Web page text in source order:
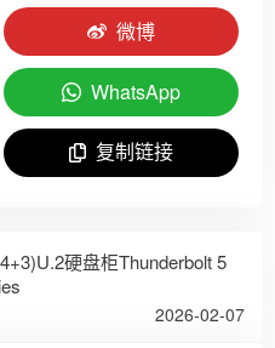
微博
WhatsApp
复制链接
硬盘柜Thunderbolt 5
2026-02-07